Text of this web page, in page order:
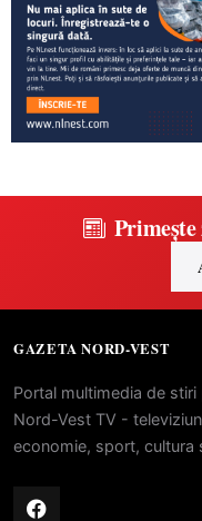
GAZETA NORD-VEST
Portal multimedia de
Nord-Vest TV -
economie, sport, cultura